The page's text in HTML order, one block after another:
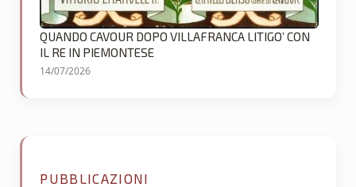
QUANDO CAVOUR DOPO VILLAFRANCA LITIGO’ CON
IL RE IN PIEMONTESE
14/07/2026
PUBBLICAZIONI